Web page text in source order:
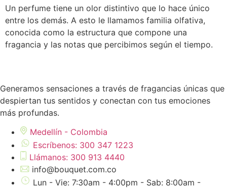
Un perfume tiene un olor distintivo que lo hace único
entre los demás. A esto le llamamos familia olfativa,
conocida como la estructura que compone una
fragancia y las notas que percibimos según el tiempo.
Generamos sensaciones a través de fragancias únicas que
despiertan tus sentidos y conectan con tus emociones
más profundas.
Medellín - Colombia
Escríbenos: 300 347 1223
Llámanos: 300 913 4440
info@bouquet.com.co
Lun - Vie: 7:30am - 4:00pm - Sab: 8:00am -